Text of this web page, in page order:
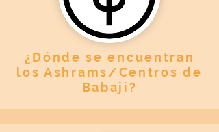
¿Dónde se encuentran
los Ashrams/Centros de
Babaji?